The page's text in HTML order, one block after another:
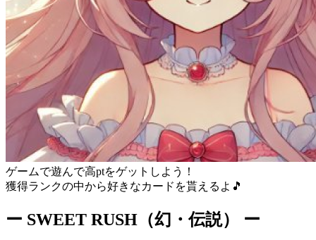
ゲームで遊んで高ptをゲットしよう！
獲得ランクの中から好きなカードを貰えるよ🎵
ー SWEET RUSH（幻・伝説） ー